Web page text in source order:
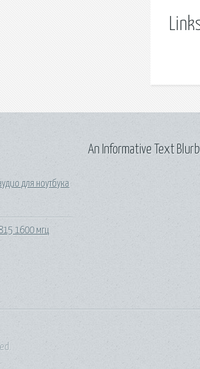
для ноутбука
1600 мгц
An Informative Text Blurb